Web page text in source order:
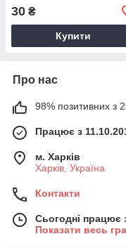
30 ₴
Купити
Про нас
98% позитивних з
Працює з
м. Харків
Харків, Україна
Контакти
Сьогодні працює
Показати весь